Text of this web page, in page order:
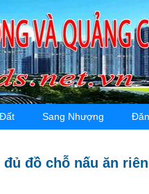
Sang Nhượng
đồ chỗ nấu ăn